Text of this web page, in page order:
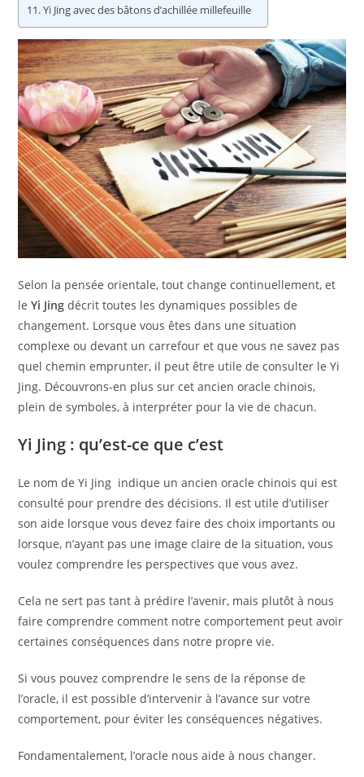
Yi Jing avec des bâtons d’achillée millefeuille
Selon la pensée orientale, tout change continuellement, et
leYi Jing décrit toutes les dynamiques possibles de
changement. Lorsque vous êtes dans une situation
complexe ou devant un carrefour et que vous ne savez pas
quel chemin emprunter, il peut être utile de consulter le Yi
Jing. Découvrons-en plus sur cet ancien oracle chinois,
plein de symboles, à interpréter pour la vie de chacun.
Yi Jing : qu’est-ce que c’est
Le nom de Yi Jing indique un ancien oracle chinois qui est
consulté pour prendre des décisions. Il est utile d’utiliser
son aide lorsque vous devez faire des choix importants ou
lorsque, n’ayant pas une image claire de la situation, vous
voulez comprendre les perspectives que vous avez.
Cela ne sert pas tant à prédire l’avenir, mais plutôt à nous
faire comprendre comment notre comportement peut avoir
certaines conséquences dans notre propre vie.
Si vous pouvez comprendre le sens de la réponse de
l’oracle, il est possible d’intervenir à l’avance sur votre
comportement, pour éviter les conséquences négatives.
Fondamentalement, l’oracle nous aide à nous changer.